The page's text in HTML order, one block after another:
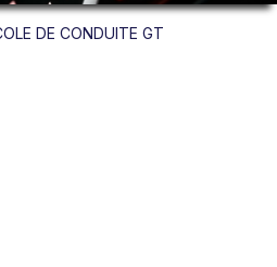
DE CONDUITE GT